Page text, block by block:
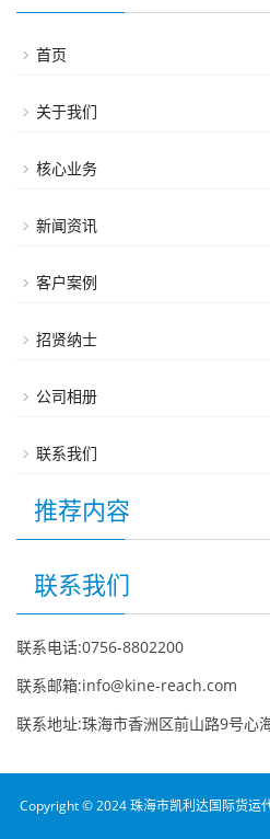
首页
关于我们
核心业务
新闻资讯
客户案例
招贤纳士
公司相册
联系我们
推荐内容
联系我们
联系电话:0756-8802200
联系邮箱:info@kine-reach.com
联系地址:珠海市香洲区前山路9号心
Copyright ©️ 2024 珠海市凯利达国际货运